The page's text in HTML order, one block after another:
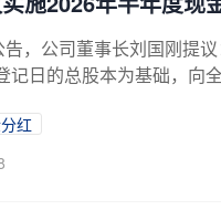
，公司董事长刘国刚提
记日的总股本为基础，向
红